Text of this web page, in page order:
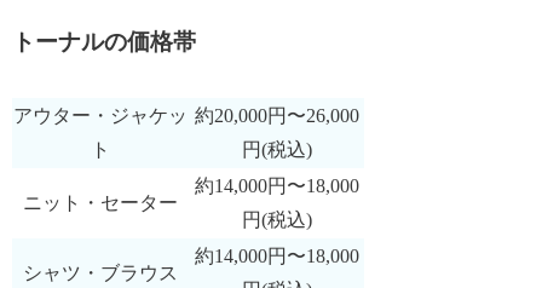
トーナルの価格帯
アウター・ジャケッ
ト
約20,000円〜26,000
円(税込)
ニット・セーター
約14,000円〜18,000
円(税込)
シャツ・ブラウス
約14,000円〜18,000